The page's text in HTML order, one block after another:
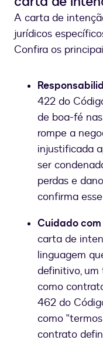
A carta de
jurídicos
Confira os
422 do
de boa-fé
rompe a
injustificada
ser
perdas e
confirma
Cuidado
carta de
linguagem
definitivo,
como
462 do
como
contrato